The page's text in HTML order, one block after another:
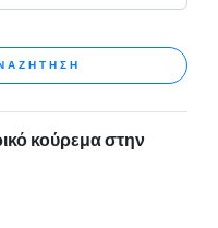
κούρεμα στην